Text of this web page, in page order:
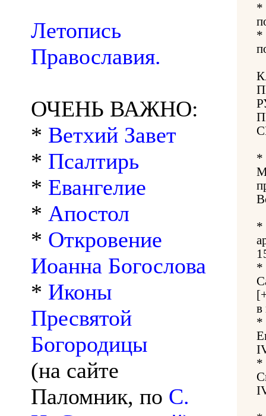
Летопись
Православия.
ОЧЕНЬ ВАЖНО:
* Ветхий Завет
* Псалтирь
* Евангелие
* Апостол
* Откровение
Иоанна Богослова
* Иконы
Пресвятой
Богородицы
(на сайте
Паломник, по С.
*
*
*
*
*
в
*
*